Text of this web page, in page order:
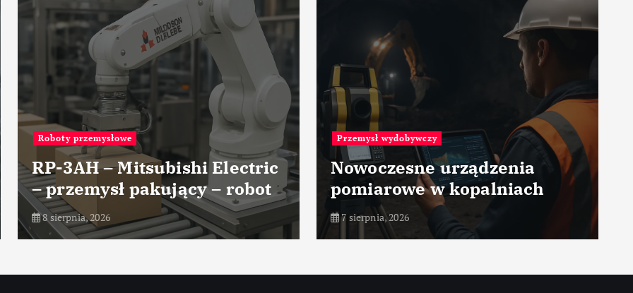
Roboty przemysłowe
RP-3AH – Mitsubishi Electric
– przemysł pakujący – robot
8 sierpnia, 2026
Przemysł wydobywczy
Nowoczesne urządzenia
pomiarowe w kopalniach
7 sierpnia, 2026